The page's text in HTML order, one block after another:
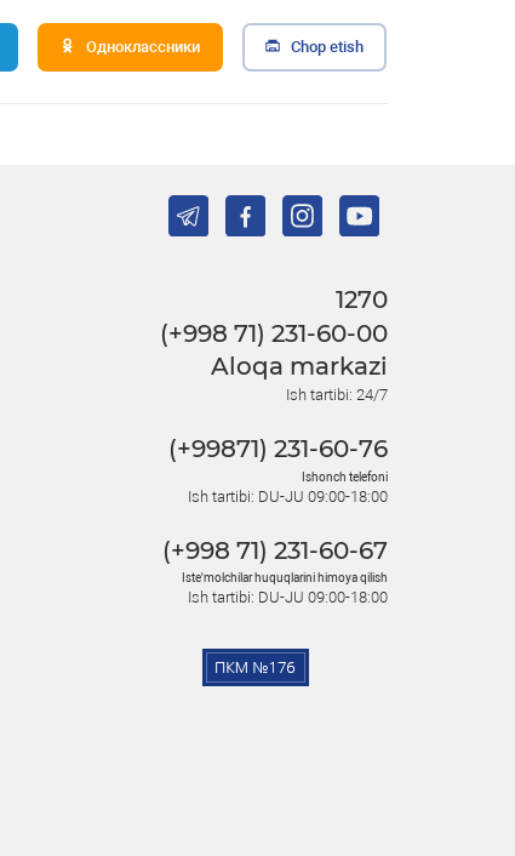
Одноклассники Chop etish
1270
(+998 71) 231-60-00
Aloqa markazi
Ish tartibi: 24/7
(+99871) 231-60-76
Ishonch telefoni
Ish tartibi: DU-JU 09:00-18:00
(+998 71) 231-60-67
Iste'molchilar huquqlarini himoya qilish
Ish tartibi: DU-JU 09:00-18:00